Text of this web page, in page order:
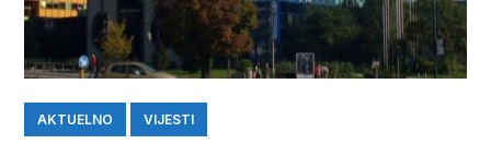
AKTUELNO VIJESTI